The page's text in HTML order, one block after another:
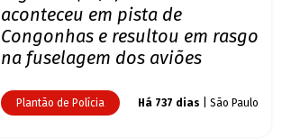
aconteceu em pista de
Congonhas e resultou em rasgo
na fuselagem dos aviões
Plantão de Polícia Há 737 dias | São Paulo